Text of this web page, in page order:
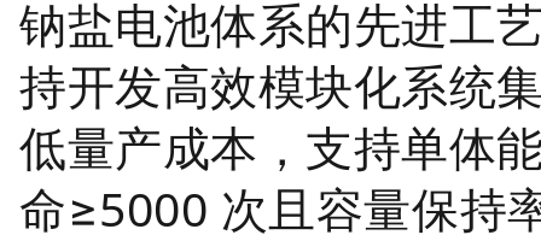
钠盐电池体系的先进工
持开发高效模块化系统
低量产成本，支持单体
命≥5000 次且容量保持